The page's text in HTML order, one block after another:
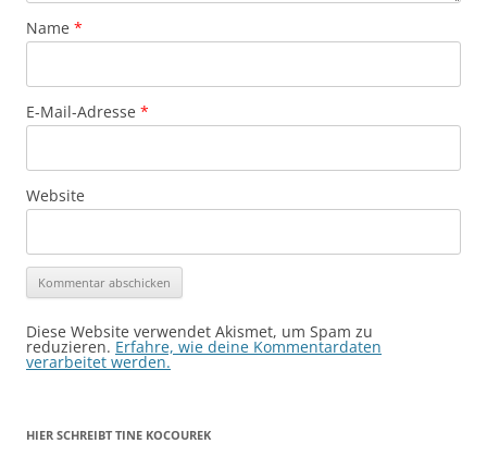
Name *
E-Mail-Adresse *
Website
Diese Website verwendet Akismet, um Spam zu
reduzieren. Erfahre, wie deine Kommentardaten
verarbeitet werden.
HIER SCHREIBT TINE KOCOUREK